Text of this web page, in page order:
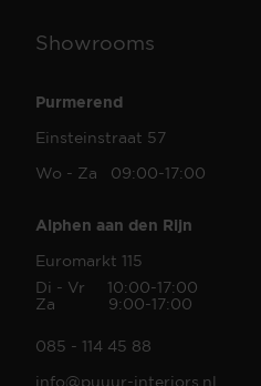
Showrooms
Purmerend
Einsteinstraat 57
Wo - Za 09:00-17:00
Alphen aan den Rijn
Euromarkt 115
Di - Vr 10:00-17:00
Za 9:00-17:00
085 - 114 45 88
info@puuur-interiors.nl